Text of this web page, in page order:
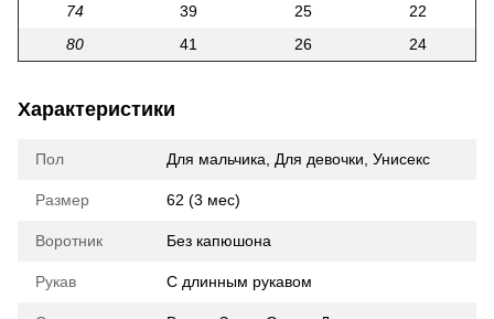
74
39 25
22
80
41 26 24
Характеристики
Пол Для мальчика Для девочки Унисекс
Размер 62 (3 мес)
Воротник Без капюшона
Рукав С длинным рукавом